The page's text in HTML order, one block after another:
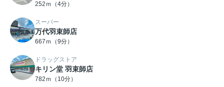
252ｍ（4分）
スーパー
万代羽束師店
667ｍ（9分）
ドラッグストア
キリン堂 羽束師店
782ｍ（10分）